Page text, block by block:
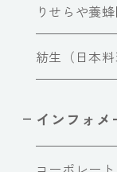
りせらや養
紡生（日本料
インフォメ